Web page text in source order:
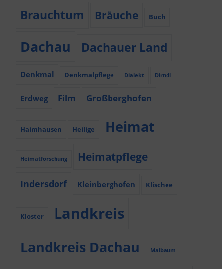
Brauchtum Bräuche Buch
Dachau Dachauer Land
Denkmal Denkmalpflege Dialekt Dirndl
Erdweg Film Großberghofen
Haimhausen Heilige Heimat
Heimatforschung Heimatpflege
Indersdorf Kleinberghofen Klischee
Kloster Landkreis
Landkreis Dachau Maibaum